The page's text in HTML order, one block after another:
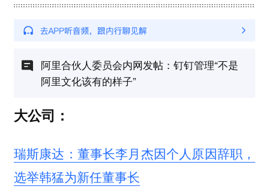
阿里合伙人委员会内网发帖：钉钉管理“不是
阿里文化该有的样子”
大公司：
瑞斯康达：董事长李月杰因个人原因辞职，
选举韩猛为新任董事长